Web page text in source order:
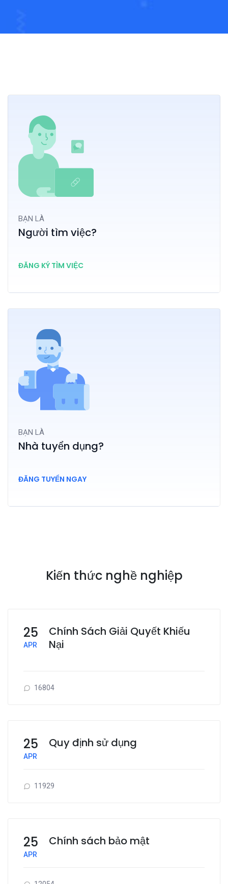
BẠN LÀ
Người tìm việc?
ĐĂNG KÝ TÌM VIỆC
BẠN LÀ
Nhà tuyển dụng?
ĐĂNG TUYỂN NGAY
Kiến thức nghề nghiệp
25
APR
Chính Sách Giải Quyết Khiếu
Nại
16804
25
APR
Quy định sử dụng
11929
25
APR
Chính sách bảo mật